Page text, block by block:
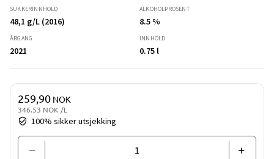
SUKKERINNHOLD
48,1 g/L (2016)
ALKOHOLPROSENT
8.5 %
ÅRGANG
2021
INNHOLD
0.75 l
Pris og mengde
100% sikker utsjekking
259,90 NOK
346.53 NOK /L